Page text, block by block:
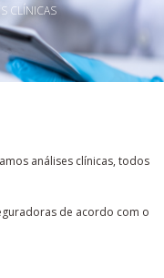
CLÍNICAS
análises clínicas, todos
de acordo com o